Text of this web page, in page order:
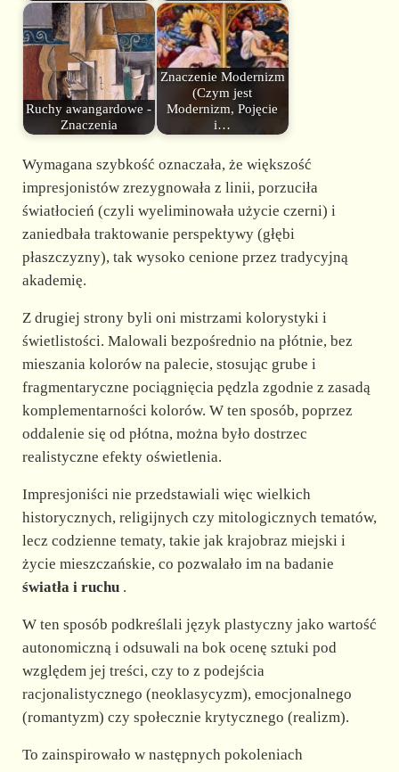
Ruchy awangardowe -
Znaczenia
Znaczenie Modernizm
(Czym jest
Modernizm, Pojęcie
i…
Wymagana szybkość oznaczała, że większość
impresjonistów zrezygnowała z linii, porzuciła
światłocień (czyli wyeliminowała użycie czerni) i
zaniedbała traktowanie perspektywy (głębi
płaszczyzny), tak wysoko cenione przez tradycyjną
akademię.
Z drugiej strony byli oni mistrzami kolorystyki i
świetlistości. Malowali bezpośrednio na płótnie, bez
mieszania kolorów na palecie, stosując grube i
fragmentaryczne pociągnięcia pędzla zgodnie z zasadą
komplementarności kolorów. W ten sposób, poprzez
oddalenie się od płótna, można było dostrzec
realistyczne efekty oświetlenia.
Impresjoniści nie przedstawiali więc wielkich
historycznych, religijnych czy mitologicznych tematów,
lecz codzienne tematy, takie jak krajobraz miejski i
życie mieszczańskie, co pozwalało im na badanie
światła i ruchu.
W ten sposób podkreślali język plastyczny jako wartość
autonomiczną i odsuwali na bok ocenę sztuki pod
względem jej treści, czy to z podejścia
racjonalistycznego (neoklasycyzm), emocjonalnego
(romantyzm) czy społecznie krytycznego (realizm).
To zainspirowało w następnych pokoleniach